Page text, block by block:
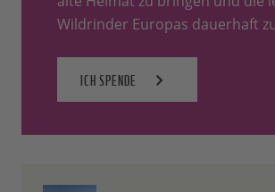
Wildrinder Europas dauerhaft
ICH SPENDE